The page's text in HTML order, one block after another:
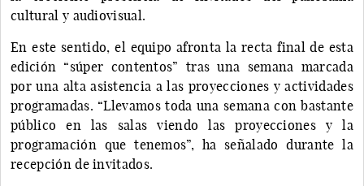
cultural y audiovisual.
En este sentido, el equipo afronta la recta final de esta
edición “súper contentos” tras una semana marcada
por una alta asistencia a las proyecciones y actividades
programadas. “Llevamos toda una semana con bastante
público en las salas viendo las proyecciones y la
programación que tenemos”, ha señalado durante la
recepción de invitados.